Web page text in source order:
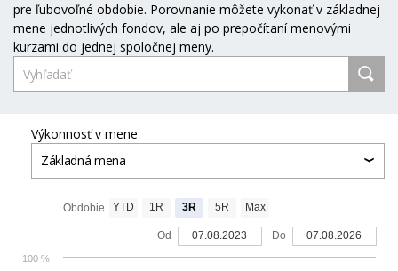
pre ľubovoľné obdobie. Porovnanie môžete vykonať v základnej
mene jednotlivých fondov, ale aj po prepočítaní menovými
kurzami do jednej spoločnej meny.
Výkonnosť v mene
Základná mena
100 %
Obdobie YTD 1R 3R 5R Max
Od 07.08.2023 Do 07.08.2026